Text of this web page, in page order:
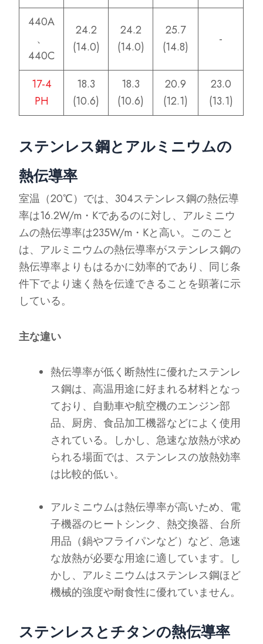
440A
、
440C
24.2
(14.0)
24.2
(14.0)
25.7
(14.8)
-
17-4
PH
18.3
(10.6)
18.3
(10.6)
20.9
(12.1)
23.0
(13.1)
ステンレス鋼とアルミニウムの
熱伝導率
室温（20℃）では、304ステンレス鋼の熱伝導
率は16.2W/m・Kであるのに対し、アルミニウ
ムの熱伝導率は235W/m・Kと高い。このこと
は、アルミニウムの熱伝導率がステンレス鋼の
熱伝導率よりもはるかに効率的であり、同じ条
件下でより速く熱を伝達できることを顕著に示
している。
主な違い
熱伝導率が低く断熱性に優れたステンレ
ス鋼は、高温用途に好まれる材料となっ
ており、自動車や航空機のエンジン部
品、厨房、食品加工機器などによく使用
されている。しかし、急速な放熱が求め
られる場面では、ステンレスの放熱効率
は比較的低い。
アルミニウムは熱伝導率が高いため、電
子機器のヒートシンク、熱交換器、台所
用品（鍋やフライパンなど）など、急速
な放熱が必要な用途に適しています。し
かし、アルミニウムはステンレス鋼ほど
機械的強度や耐食性に優れていません。
ステンレスとチタンの熱伝導率